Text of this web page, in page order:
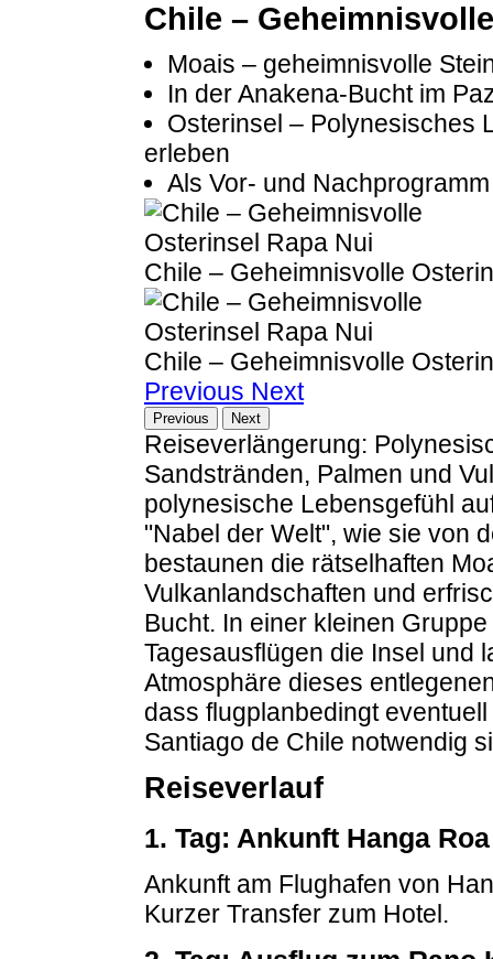
Chile –
Moais – geheimnisvolle
In der Anakena-Bucht im
Osterinsel – Polynesisches
erleben
Als Vor- und
Chile – Geheimnisvolle
Chile – Geheimnisvolle
Previous Next
Previous Next
Reiseverlängerung:
Sandstränden, Palmen und
polynesische Lebensgefühl
"Nabel der Welt", wie sie von
bestaunen die rätselhaften
Vulkanlandschaften und
Bucht. In einer kleinen
Tagesausflügen die Insel und
Atmosphäre dieses
dass flugplanbedingt
Santiago de Chile notwendig
Reiseverlauf
1. Tag: Ankunft Hanga Roa
Ankunft am Flughafen von
Kurzer Transfer zum Hotel.